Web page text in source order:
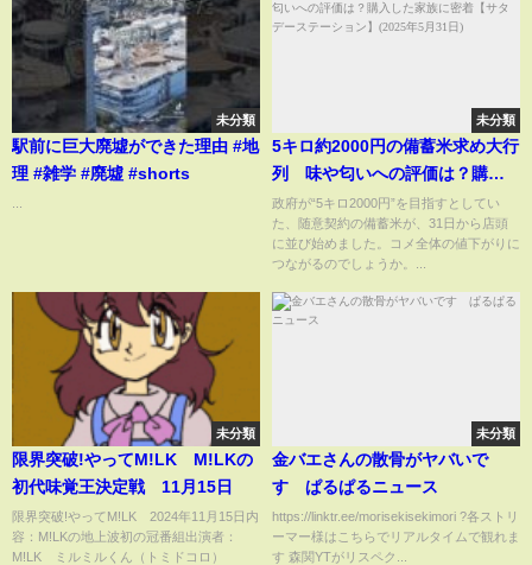
未分類
駅前に巨大廃墟ができた理由 #地
理 #雑学 #廃墟 #shorts
未分類
5キロ約2000円の備蓄米求め大行
列 味や匂いへの評価は？購入
した家族に密着【サタデーステ
ーション】(2025年5月31日)
政府が“5キロ2000円”を目指すとしてい
た、随意契約の備蓄米が、31日から店頭
に並び始めました。コメ全体の値下がりに
つながるのでしょうか。...
未分類
限界突破!やってM!LK M!LKの
初代味覚王決定戦 11月15日
限界突破!やってM!LK 2024年11月15日内
容：M!LKの地上波初の冠番組出演者：
M!LK ミルミルくん（トミドコロ）
未分類
金バエさんの散骨がヤバいで
す ぱるぱるニュース
https://linktr.ee/morisekisekimori ?各ストリ
ーマー様はこちらでリアルタイムで観れま
す 森関YTがリスペク...